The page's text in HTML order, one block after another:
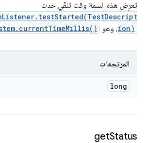
تعرِض هذه السمة وقت تلقّي حدث
ion)، وهو
المرتجعات
long
getStatus